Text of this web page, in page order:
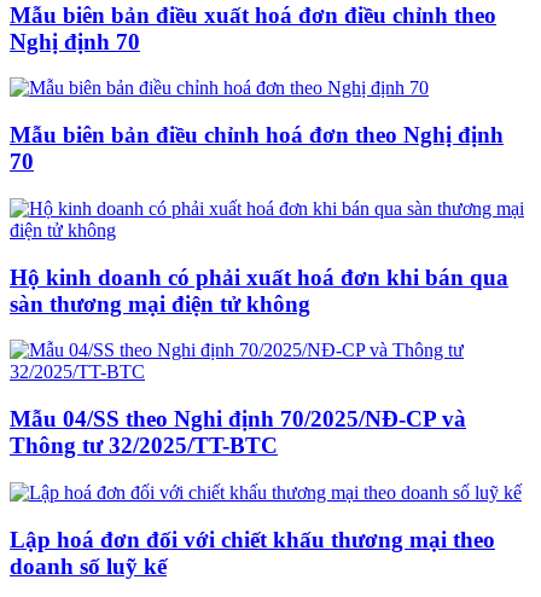
Mẫu biên bản điều xuất hoá đơn điều chỉnh theo
Nghị định 70
Mẫu biên bản điều chỉnh hoá đơn theo Nghị định
70
Hộ kinh doanh có phải xuất hoá đơn khi bán qua
sàn thương mại điện tử không
Mẫu 04/SS theo Nghi định 70/2025/NĐ-CP và
Thông tư 32/2025/TT-BTC
Lập hoá đơn đối với chiết khấu thương mại theo
doanh số luỹ kế